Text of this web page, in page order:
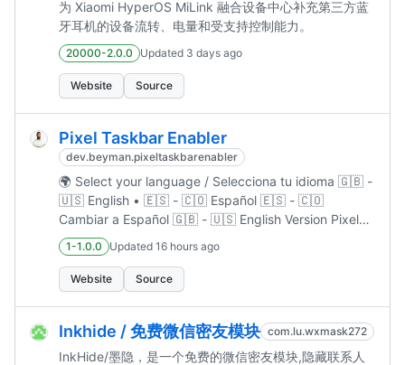
为 Xiaomi HyperOS MiLink 融合设备中心补充第三方蓝
牙耳机的设备流转、电量和受支持控制能力。
20000-2.0.0 Updated 3 days ago
Website Source
Pixel Taskbar Enabler
dev.beyman.pixeltaskbarenabler
🌍 Select your language / Selecciona tu idioma 🇬🇧 -
🇺🇸 English • 🇪🇸 - 🇨🇴 Español 🇪🇸 - 🇨🇴
Cambiar a Español 🇬🇧 - 🇺🇸 English Version Pixel
Taskbar Enabler An Xposed module designed to
enable the taskbar on Pixel devices. Introduction P...
1-1.0.0 Updated 16 hours ago
Website Source
Inkhide / 免费微信密友模块 com.lu.wxmask272
InkHide/墨隐，是一个免费的微信密友模块,隐藏联系人​